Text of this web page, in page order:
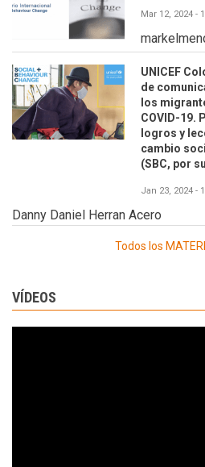
Mar 12, 2024 -
UNICEF
de
los
COVID-19.
logros y
cambio
(SBC, por
Jan 23, 2024 -
Danny Daniel Herran Acero
Todos los
VÍDEOS